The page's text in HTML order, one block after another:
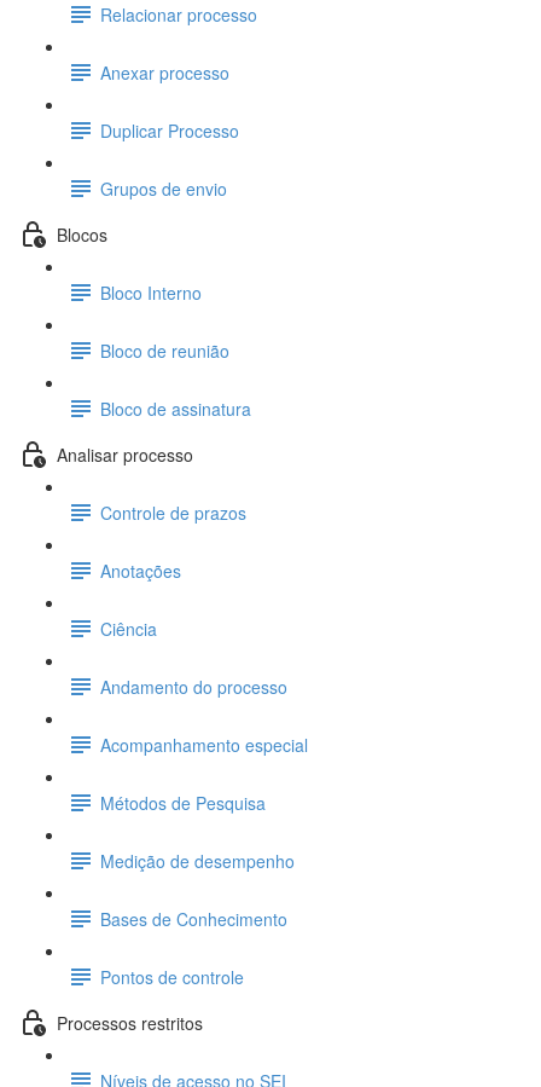
Relacionar processo
Anexar processo
Duplicar Processo
Grupos de envio
Blocos
Bloco Interno
Bloco de reunião
Bloco de assinatura
Analisar processo
Controle de prazos
Anotações
Ciência
Andamento do processo
Acompanhamento especial
Métodos de Pesquisa
Medição de desempenho
Bases de Conhecimento
Pontos de controle
Processos restritos
Níveis de acesso no SEI